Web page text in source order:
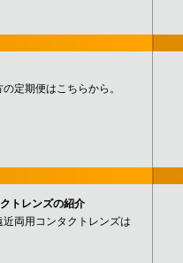
定期便はこちらから。
トレンズの紹介
両用コンタクトレンズは